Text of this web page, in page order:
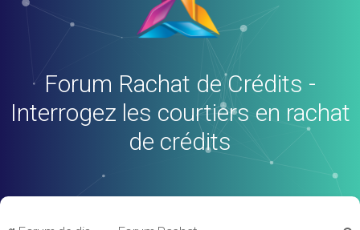
Forum Rachat de Crédits -
Interrogez les courtiers en rachat
de crédits